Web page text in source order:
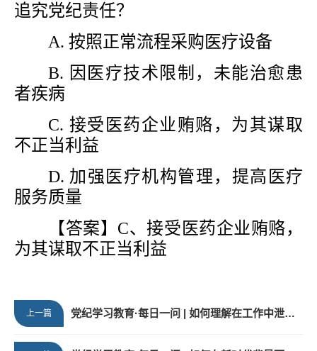
追究党纪责任？
A. 按照正常流程采购医疗设备
B. 因医疗技术限制，未能治愈患
者疾病
C. 接受医药企业贿赂，为其谋取
不正当利益
D. 加强医疗机构管理，提高医疗
服务质量
【答案】 C、接受医药企业贿赂，
为其谋取不正当利益
上一篇 党纪学习教育·每日一问 | 如何理解在工作中泄露重要机密违反党的保密纪律